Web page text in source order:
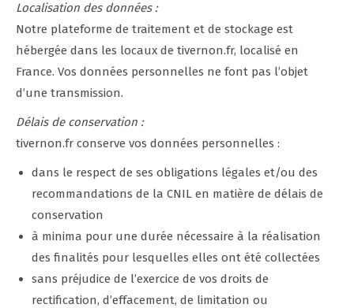
Localisation des données :
Notre plateforme de traitement et de stockage est
hébergée dans les locaux de tivernon.fr, localisé en
France. Vos données personnelles ne font pas l’objet
d’une transmission.
Délais de conservation :
tivernon.fr conserve vos données personnelles :
dans le respect de ses obligations légales et/ou des
recommandations de la CNIL en matière de délais de
conservation
à minima pour une durée nécessaire à la réalisation
des finalités pour lesquelles elles ont été collectées
sans préjudice de l’exercice de vos droits de
rectification, d’effacement, de limitation ou